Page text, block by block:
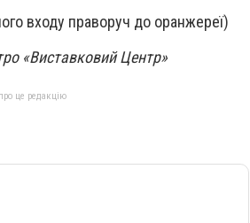
входу праворуч до оранжереї)
«Виставковий Центр»
це редакцію